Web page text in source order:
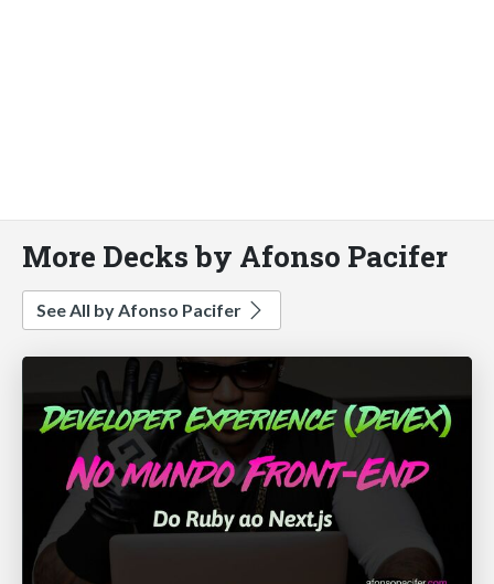
More Decks by Afonso Pacifer
See All by Afonso Pacifer